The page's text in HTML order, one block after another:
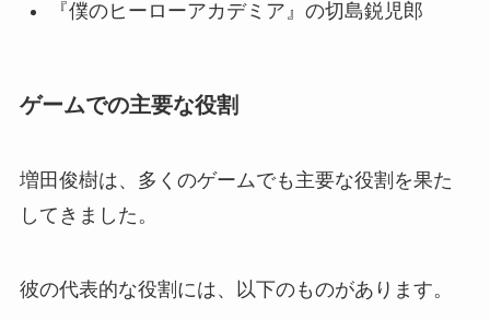
『僕のヒーローアカデミア』の切島鋭児郎
ゲームでの主要な役割
増田俊樹は、多くのゲームでも主要な役割を果た
してきました。
彼の代表的な役割には、以下のものがあります。